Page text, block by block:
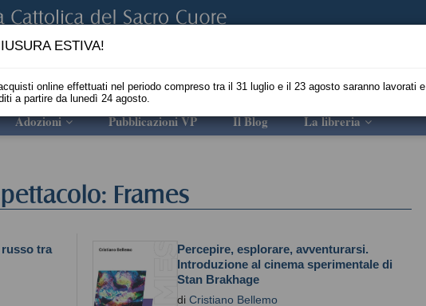
Adozioni Pubblicazioni VP Il Blog La libreria
Frames
russo tra
Percepire, esplorare, avventurarsi.
Introduzione al cinema sperimentale di
Stan Brakhage
di Cristiano Bellemo
ESTIVA!
online effettuati nel periodo compreso tra il 31 luglio e il 23 agosto saranno lavorati e
a partire da lunedì 24 agosto.